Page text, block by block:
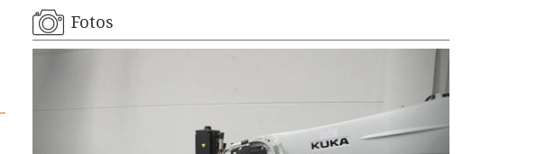
Fotos